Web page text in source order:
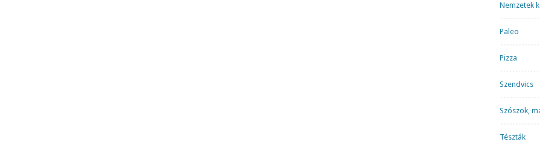
Nemzetek
Paleo
Pizza
Szendvics
Szószok,
Tészták